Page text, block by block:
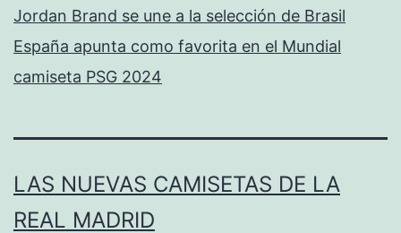
Jordan Brand se une a la selección de Brasil
España apunta como favorita en el Mundial
camiseta PSG 2024
LAS NUEVAS CAMISETAS DE LA
REAL MADRID